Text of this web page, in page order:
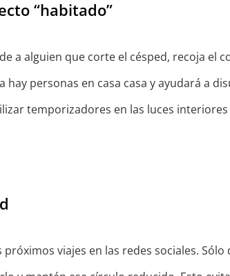
“habitado”
a alguien que corte el césped, recoja el
hay personas en casa casa y ayudará a
temporizadores en las luces
viajes en las redes sociales. Sólo